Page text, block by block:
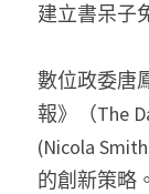
建立書呆子
數位政委唐
報》（The
(Nicola
的創新策略。